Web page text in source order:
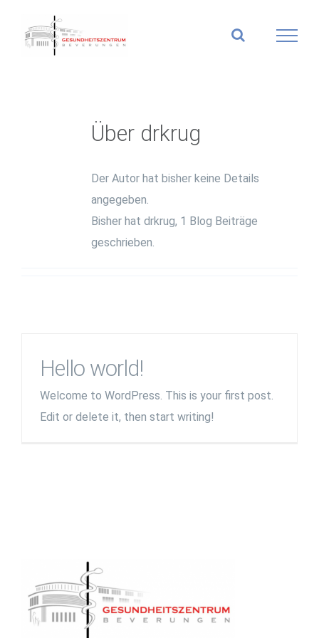
Inhalt
Über drkrug
Der Autor hat bisher keine Details
angegeben.
Bisher hat drkrug, 1 Blog Beiträge
geschrieben.
Hello world!
Welcome to WordPress. This is your first post.
Edit or delete it, then start writing!